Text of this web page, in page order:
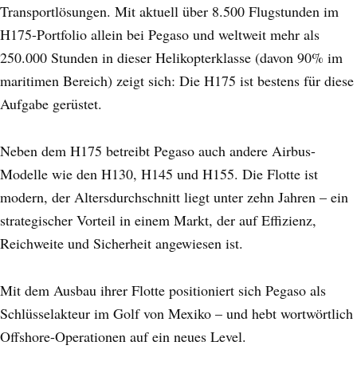
Transportlösungen. Mit aktuell über 8.500 Flugstunden im
H175-Portfolio allein bei Pegaso und weltweit mehr als
250.000 Stunden in dieser Helikopterklasse (davon 90% im
maritimen Bereich) zeigt sich: Die H175 ist bestens für diese
Aufgabe gerüstet.
Neben dem H175 betreibt Pegaso auch andere Airbus-
Modelle wie den H130, H145 und H155. Die Flotte ist
modern, der Altersdurchschnitt liegt unter zehn Jahren – ein
strategischer Vorteil in einem Markt, der auf Effizienz,
Reichweite und Sicherheit angewiesen ist.
Mit dem Ausbau ihrer Flotte positioniert sich Pegaso als
Schlüsselakteur im Golf von Mexiko – und hebt wortwörtlich
Offshore-Operationen auf ein neues Level.